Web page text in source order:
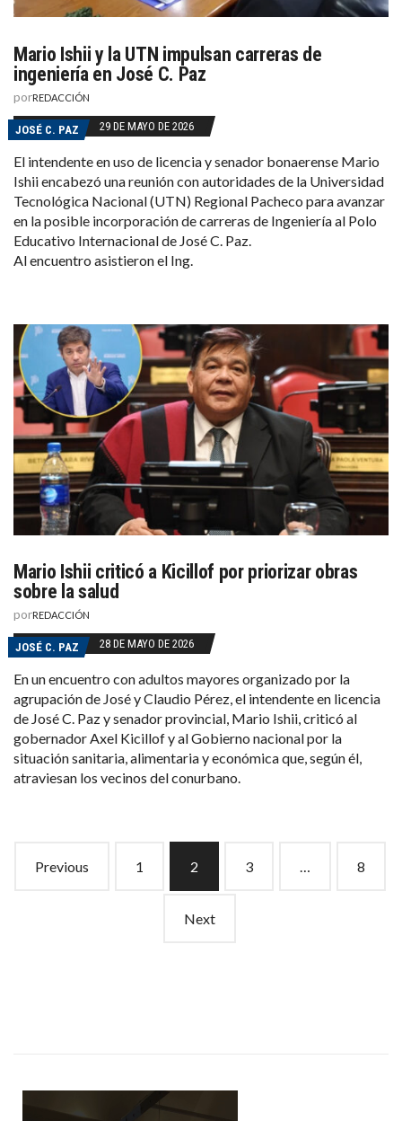
Mario Ishii y la UTN impulsan carreras de
ingeniería en José C. Paz
porREDACCIÓN
JOSÉ C. PAZ 29 DE MAYO DE 2026
El intendente en uso de licencia y senador bonaerense Mario
Ishii encabezó una reunión con autoridades de la Universidad
Tecnológica Nacional (UTN) Regional Pacheco para avanzar
en la posible incorporación de carreras de Ingeniería al Polo
Educativo Internacional de José C. Paz.
Al encuentro asistieron el Ing.
Mario Ishii criticó a Kicillof por priorizar obras
sobre la salud
porREDACCIÓN
JOSÉ C. PAZ 28 DE MAYO DE 2026
En un encuentro con adultos mayores organizado por la
agrupación de José y Claudio Pérez, el intendente en licencia
de José C. Paz y senador provincial, Mario Ishii, criticó al
gobernador Axel Kicillof y al Gobierno nacional por la
situación sanitaria, alimentaria y económica que, según él,
atraviesan los vecinos del conurbano.
Posts
Previous 1 2 3 8
Next